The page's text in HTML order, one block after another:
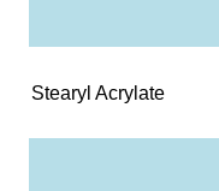
Stearyl Acrylate